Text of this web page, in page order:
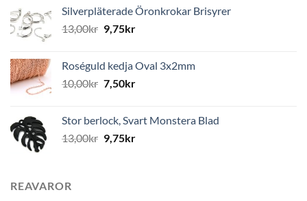
Silverpläterade Öronkrokar Brisyrer
13,00kr 9,75kr
Roséguld kedja Oval 3x2mm
10,00kr 7,50kr
Stor berlock, Svart Monstera Blad
13,00kr 9,75kr
REAVAROR